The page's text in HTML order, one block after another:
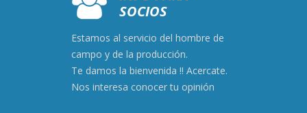
SOCIOS
Estamos al servicio del hombre de
campo y de la producción.
Te damos la bienvenida !! Acercate.
Nos interesa conocer tu opinión